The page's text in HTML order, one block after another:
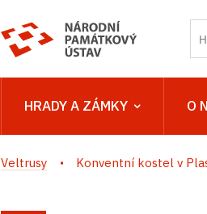
HRADY A ZÁMKY O
Veltrusy Konventní kostel v